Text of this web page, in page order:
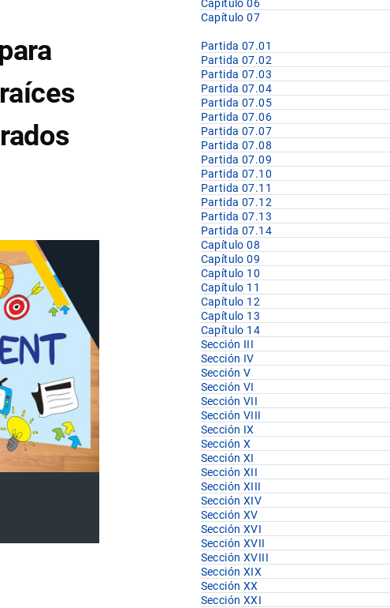
Capítulo 06
Capítulo 07
Partida 07.01
Partida 07.02
Partida 07.03
Partida 07.04
Partida 07.05
Partida 07.06
Partida 07.07
Partida 07.08
Partida 07.09
Partida 07.10
Partida 07.11
Partida 07.12
Partida 07.13
Partida 07.14
Capítulo 08
Capítulo 09
Capítulo 10
Capítulo 11
Capítulo 12
Capítulo 13
Capítulo 14
Sección III
Sección IV
Sección V
Sección VI
Sección VII
Sección VIII
Sección IX
Sección X
Sección XI
Sección XII
Sección XIII
Sección XIV
Sección XV
Sección XVI
Sección XVII
Sección XVIII
Sección XIX
Sección XX
Sección XXI